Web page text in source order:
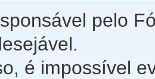
pelo
é impossível